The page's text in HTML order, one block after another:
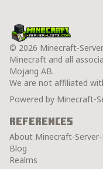
© 2026 Minecraft-
Minecraft and all
Mojang AB.
We are not affiliated
Powered by Minecraft-
References
About Minecraft-
Blog
Realms